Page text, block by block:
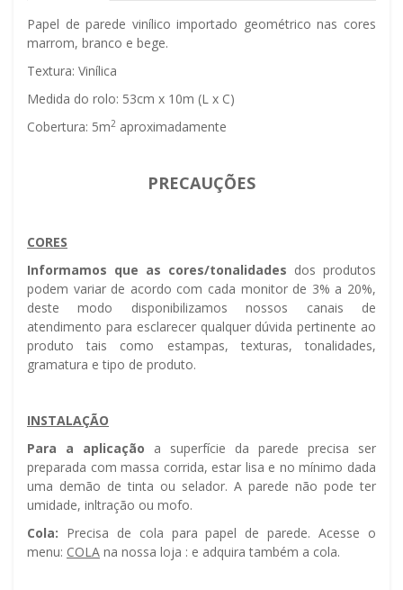
Papel de parede vinílico importado geométrico nas cores
marrom, branco e bege.
Textura: Vinílica
Medida do rolo: 53cm x 10m (L x C)
Cobertura: 5m2 aproximadamente
PRECAUÇÕES
CORES
Informamos que as cores/tonalidades dos produtos
podem variar de acordo com cada monitor de 3% a 20%,
deste modo disponibilizamos nossos canais de
atendimento para esclarecer qualquer dúvida pertinente ao
produto tais como estampas, texturas, tonalidades,
gramatura e tipo de produto.
INSTALAÇÃO
Para a aplicação a superfície da parede precisa ser
preparada com massa corrida, estar lisa e no mínimo dada
uma demão de tinta ou selador. A parede não pode ter
umidade, infiltração ou mofo.
Cola: Precisa de cola para papel de parede. Acesse o
menu: COLA na nossa loja : e adquira também a cola.